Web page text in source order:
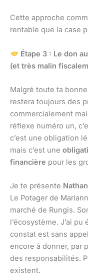
Cette approche
rentable que la case
Étape 3 : Le don
(et très malin
Malgré toute ta
restera toujours des
commercialement
réflexe numéro un,
c’est une obligation
mais c’est une
financière pour les
Je te présente
Le Potager de
marché de Rungis.
l’écosystème. J’ai
constat est sans
encore à donner, par
des responsabilités.
existent.